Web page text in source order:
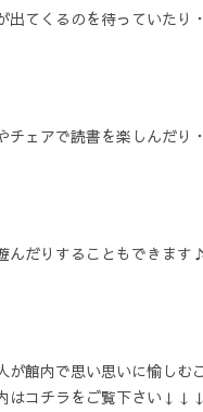
てくるのを待っていたり
ェアで読書を楽しんだり
んだりすることもできます♪
館内で思い思いに愉しむ
はコチラをご覧下さい↓↓↓